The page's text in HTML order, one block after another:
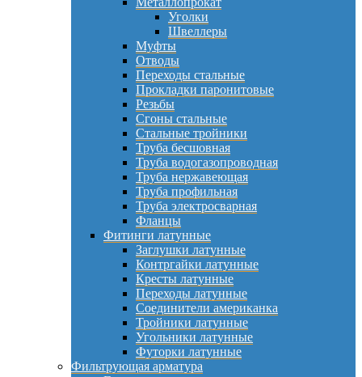
Уголки
Швеллеры
Муфты
Отводы
Переходы стальные
Прокладки паронитовые
Резьбы
Сгоны стальные
Стальные тройники
Труба бесшовная
Труба водогазопроводная
Труба нержавеющая
Труба профильная
Труба электросварная
Фланцы
Фитинги латунные
Заглушки латунные
Контргайки латунные
Кресты латунные
Переходы латунные
Соединители американка
Тройники латунные
Угольники латунные
Футорки латунные
Фильтрующая арматура